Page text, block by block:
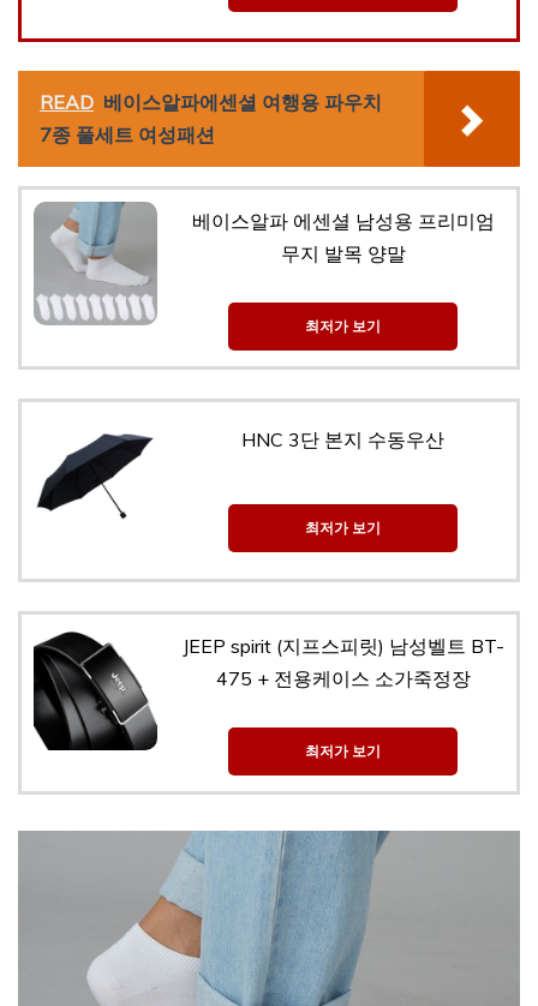
READ 베이스알파에센셜 여행용 파우치
7종 풀세트 여성패션
베이스알파 에센셜 남성용 프리미엄
무지 발목 양말
최저가 보기
HNC 3단 본지 수동우산
최저가 보기
JEEP spirit (지프스피릿) 남성벨트 BT-
475 + 전용케이스 소가죽정장
최저가 보기